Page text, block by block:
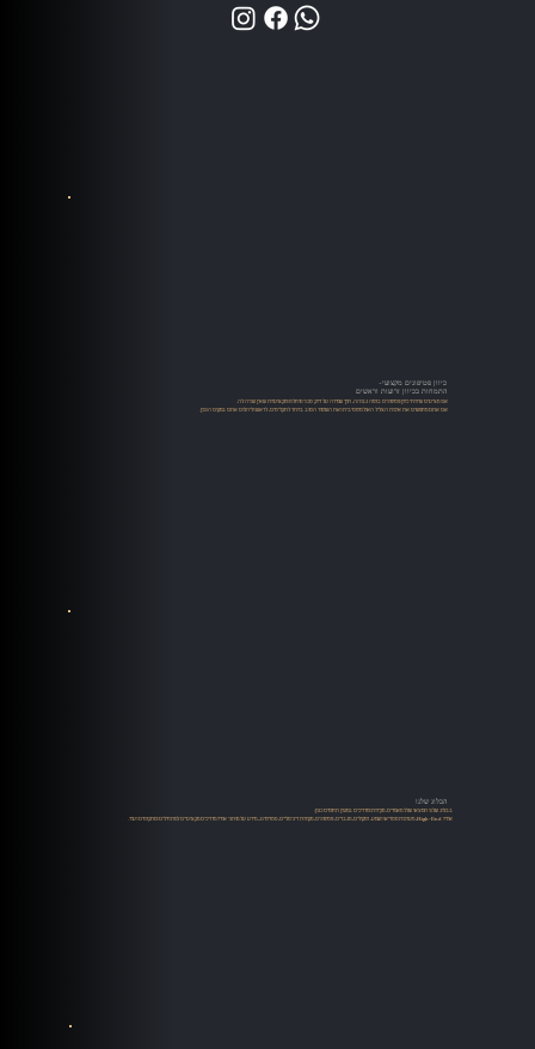
כיוון פטיפונים מקצועי-
התמחות בכיוון זרועות וראשים
אנו מציעים שירותי כיוון פטיפונים ברמה גבוהה, תוך שמירה על דיוק טכני מוחלט ומקצועיות שאין שניה לה.
אם אתם מחפשים את איכות הצליל האולטימטיבית ואת השימור הטוב ביותר לתקליטים, לראש וליהלום אתם במקום הנכון.​​
הבלוג שלנו
בבלוג שלנו תמצאו שלל מאמרים, סקירות ומדריכים במגוון תחומים כגון:
אודיו High-End, מערכות סטריאו ושמע, רמקולים, מגברים, פטיפונים, מקורות דיגיטליים, סטרימינג, מידע על מותגי אודיו מדריכים מקצועיים למתחילים ומתקדמים ועוד.